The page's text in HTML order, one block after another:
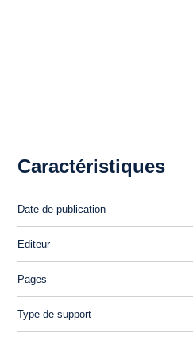
Caractéristiques
Date de publication
Editeur
Pages
Type de support